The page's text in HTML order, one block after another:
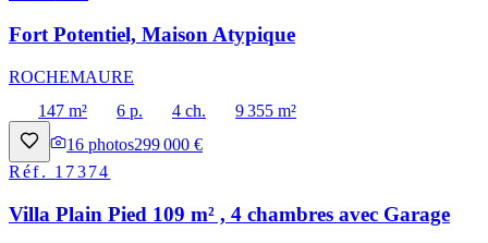
Fort Potentiel, Maison Atypique
ROCHEMAURE
147 m²
6 p. 4 ch.
9 355 m²
16 photos299 000 €
Réf. 17374
Villa Plain Pied 109 m² , 4 chambres avec Garage